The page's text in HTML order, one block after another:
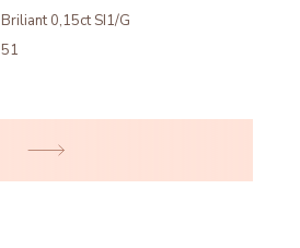
Briliant 0,15ct SI1/G
51